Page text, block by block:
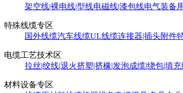
架空线|裸电线|型线电磁线|漆包线电气装备
特殊线缆专区
国外线缆汽车线缆UL线缆连接器|插头附件
电缆工艺技术区
拉丝|绞线|退火挤塑|挤橡|发泡成缆|绕包|填充
材料设备专区